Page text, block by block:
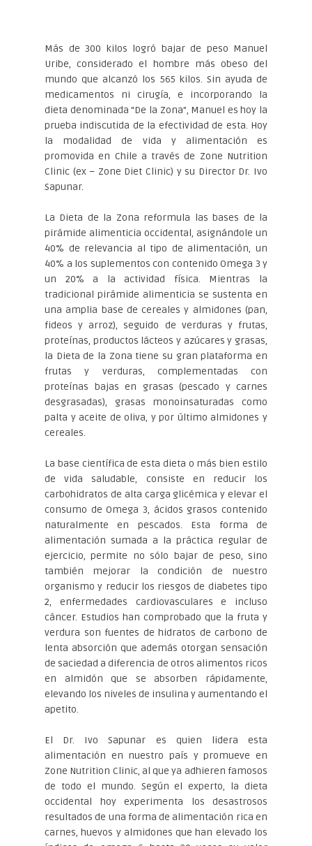
Más de 300 kilos logró bajar de peso Manuel
Uribe, considerado el hombre más obeso del
mundo que alcanzó los 565 kilos. Sin ayuda de
medicamentos ni cirugía, e incorporando la
dieta denominada “De la Zona”, Manuel es hoy la
prueba indiscutida de la efectividad de esta. Hoy
la modalidad de vida y alimentación es
promovida en Chile a través de Zone Nutrition
Clinic (ex – Zone Diet Clinic) y su Director Dr. Ivo
Sapunar.
La Dieta de la Zona reformula las bases de la
pirámide alimenticia occidental, asignándole un
40% de relevancia al tipo de alimentación, un
40% a los suplementos con contenido Omega 3 y
un 20% a la actividad física. Mientras la
tradicional pirámide alimenticia se sustenta en
una amplia base de cereales y almidones (pan,
fideos y arroz), seguido de verduras y frutas,
proteínas, productos lácteos y azúcares y grasas,
la Dieta de la Zona tiene su gran plataforma en
frutas y verduras, complementadas con
proteínas bajas en grasas (pescado y carnes
desgrasadas), grasas monoinsaturadas como
palta y aceite de oliva, y por último almidones y
cereales.
La base científica de esta dieta o más bien estilo
de vida saludable, consiste en reducir los
carbohidratos de alta carga glicémica y elevar el
consumo de Omega 3, ácidos grasos contenido
naturalmente en pescados. Esta forma de
alimentación sumada a la práctica regular de
ejercicio, permite no sólo bajar de peso, sino
también mejorar la condición de nuestro
organismo y reducir los riesgos de diabetes tipo
2, enfermedades cardiovasculares e incluso
cáncer. Estudios han comprobado que la fruta y
verdura son fuentes de hidratos de carbono de
lenta absorción que además otorgan sensación
de saciedad a diferencia de otros alimentos ricos
en almidón que se absorben rápidamente,
elevando los niveles de insulina y aumentando el
apetito.
El Dr. Ivo Sapunar es quien lidera esta
alimentación en nuestro país y promueve en
Zone Nutrition Clinic, al que ya adhieren famosos
de todo el mundo. Según el experto, la dieta
occidental hoy experimenta los desastrosos
resultados de una forma de alimentación rica en
carnes, huevos y almidones que han elevado los